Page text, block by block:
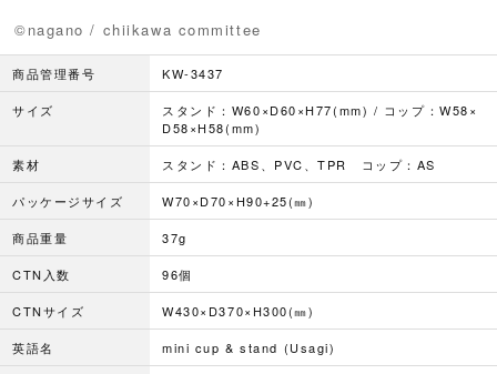
©nagano / chiikawa committee
商品管理番号 KW-3437
サイズ
スタンド：W60×D60×H77(mm) / コップ：W58×
D58×H58(mm)
素材 スタンド：ABS、PVC、TPR コップ：AS
パッケージサイズ W70×D70×H90+25(㎜)
商品重量 37g
CTN入数 96個
CTNサイズ W430×D370×H300(㎜)
英語名 mini cup & stand (Usagi)